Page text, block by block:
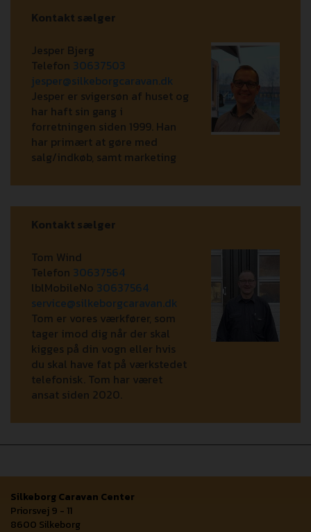
Kontakt sælger
Jesper Bjerg
Telefon 30637503
jesper@silkeborgcaravan.dk
Jesper er svigersøn af huset og
har haft sin gang i
forretningen siden 1999. Han
har primært at gøre med
salg/indkøb, samt marketing
Kontakt sælger
Tom Wind
Telefon 30637564
lblMobileNo 30637564
service@silkeborgcaravan.dk
Tom er vores værkfører, som
tager imod dig når der skal
kigges på din vogn eller hvis
du skal have fat på værkstedet
telefonisk. Tom har været
ansat siden 2020.
Silkeborg Caravan Center
Priorsvej 9 - 11
8600 Silkeborg